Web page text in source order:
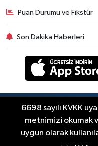
Puan Durumu ve Fikstür
Son Dakika Haberleri
RSS
Copyright ©
6698 sayılı KVKK
metnimizi okumak
uygun olarak